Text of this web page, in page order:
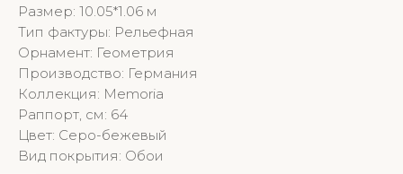
Размер: 10.05*1.06 м
Тип фактуры: Рельефная
Орнамент: Геометрия
Производство: Германия
Коллекция: Memoria
Раппорт, см: 64
Цвет: Серо-бежевый
Вид покрытия: Обои